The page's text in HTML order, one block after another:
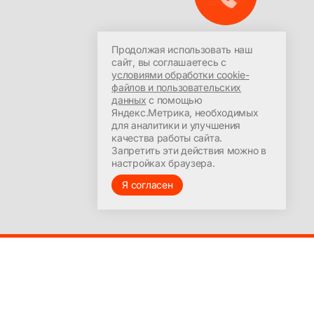
Политика в отношении
обработки персональных
Согласие на обработку
персональных данных
Создание сайта –
Продолжая использовать наш
сайт, вы соглашаетесь с
условиями обработки cookie-
файлов и пользовательских
данных с помощью
Яндекс.Метрика, необходимых
для аналитики и улучшения
качества работы сайта.
Запретить эти действия можно в
настройках браузера.
Я согласен